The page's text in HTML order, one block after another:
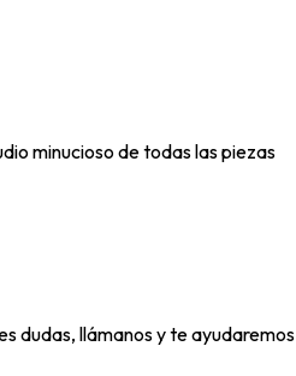
minucioso de todas las piezas
dudas, llámanos y te ayudaremos